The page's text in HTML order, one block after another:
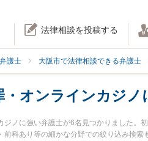
法律相談を投稿する
護士 大阪市で法律相談できる弁護士
・オンラインカジノ
ノに強い弁護士が6名見つかりました。
科あり等の細かな分野での絞り込み検